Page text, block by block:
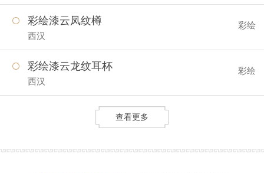
彩绘漆云凤纹樽
西汉
彩绘
彩绘漆云龙纹耳杯
西汉
彩绘
查看更多